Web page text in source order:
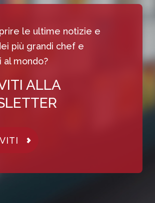
le ultime notizie e
più grandi chef e
al mondo?
ALLA